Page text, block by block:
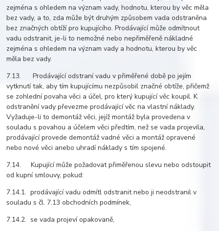
zejména s ohledem na význam vady, hodnotu, kterou by věc měla
bez vady, a to, zda může být druhým způsobem vada odstraněna
bez značných obtíží pro kupujícího. Prodávající může odmítnout
vadu odstranit, je-li to nemožné nebo nepřiměřeně nákladné
zejména s ohledem na význam vady a hodnotu, kterou by věc
měla bez vady.
7.13. Prodávající odstraní vadu v přiměřené době po jejím
vytknutí tak, aby tím kupujícímu nezpůsobil značné obtíže, přičemž
se zohlední povaha věci a účel, pro který kupující věc koupil. K
odstranění vady převezme prodávající věc na vlastní náklady.
Vyžaduje-li to demontáž věci, jejíž montáž byla provedena v
souladu s povahou a účelem věci předtím, než se vada projevila,
prodávající provede demontáž vadné věci a montáž opravené
nebo nové věci anebo uhradí náklady s tím spojené.
7.14. Kupující může požadovat přiměřenou slevu nebo odstoupit
od kupní smlouvy, pokud:
7.14.1. prodávající vadu odmítl odstranit nebo ji neodstranil v
souladu s čl. 7.13 obchodních podmínek,
7.14.2. se vada projeví opakovaně,